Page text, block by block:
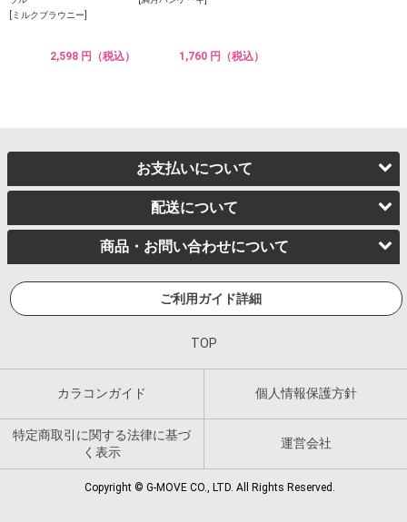
[ミルクブラウニー]
2,598 円（税込） 1,760 円（税込）
お支払いについて
配送について
商品・お問い合わせについて
ご利用ガイド詳細
TOP
カラコンガイド 個人情報保護方針
特定商取引に関する法律に基づ
く表示
運営会社
Copyright © G-MOVE CO., LTD. All Rights Reserved.